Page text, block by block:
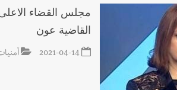
مجلس القضاء
القاضية عون
2021-04-14